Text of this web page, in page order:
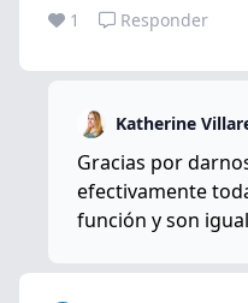
1 Responder
Katherine
Gracias por
efectivamente
función y son